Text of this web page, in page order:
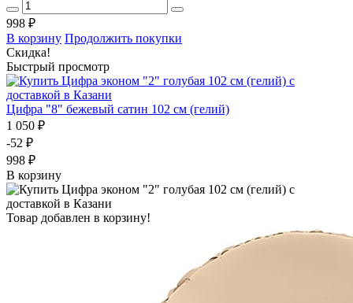
998 ₽
В корзину Продолжить покупки
Скидка!
Быстрый просмотр
Цифра "8" бежевый сатин 102 см (гелий)
1 050 ₽
-52 ₽
998 ₽
В корзину
Товар добавлен в корзину!